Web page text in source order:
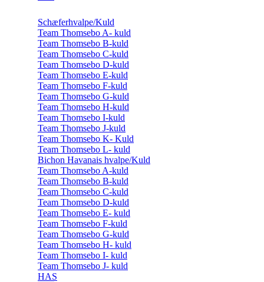
Schæferhvalpe/Kuld
Team Thomsebo A- kuld
Team Thomsebo B-kuld
Team Thomsebo C-kuld
Team Thomsebo D-kuld
Team Thomsebo E-kuld
Team Thomsebo F-kuld
Team Thomsebo G-kuld
Team Thomsebo H-kuld
Team Thomsebo I-kuld
Team Thomsebo J-kuld
Team Thomsebo K- Kuld
Team Thomsebo L- kuld
Bichon Havanais hvalpe/Kuld
Team Thomsebo A-kuld
Team Thomsebo B-kuld
Team Thomsebo C-kuld
Team Thomsebo D-kuld
Team Thomsebo E- kuld
Team Thomsebo F-kuld
Team Thomsebo G-kuld
Team Thomsebo H- kuld
Team Thomsebo I- kuld
Team Thomsebo J- kuld
HAS